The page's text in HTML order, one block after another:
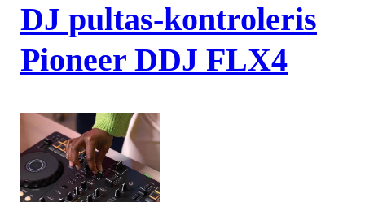
DJ pultas-kontroleris
Pioneer DDJ FLX4